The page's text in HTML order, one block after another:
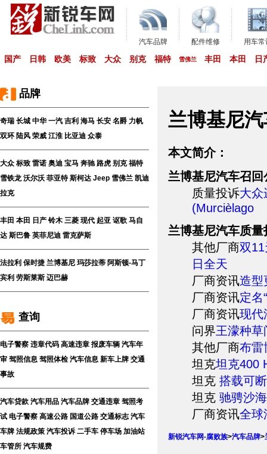
汽车品牌 配件维修 用车常
国产 日韩 欧美 标致 大众 别克 福特 雪佛兰 丰田 本田 日
品牌
奇瑞 长城 中华 一汽 吉利 海马 长安 名爵 力帆
双环 陆风 荣威 江淮 比亚迪 众泰
大众 标致 雷诺 奥迪 宝马 奔驰 路虎 别克 福特
雪铁龙 沃尔沃 菲亚特 斯柯达 Jeep 雪佛兰 凯迪
拉克
丰田 本田 日产 铃木 三菱 现代 起亚 讴歌 马自
达 斯巴鲁 英菲尼迪 雷克萨斯
法拉利 保时捷 兰博基尼 玛莎拉蒂 阿斯顿-马丁
宾利 劳斯莱斯 迈巴赫
查询
电子警察 违章代码 高速违章 报废车辆 汽车年
审 驾照信息 驾照体检 汽车信息 新车上牌 交通
事故
汽车贷款 汽车用品 汽车品牌 交通违章 驾照考
试 电子警察 高速公路 国道公路 交通标志 汽车
车牌 法规政策 汽车投诉 二手车 停车场 加油站
车管所 汽车规费
兰博基尼
本文简介：
兰博基尼汽车召回
质量投诉大众
(Murcièlago
兰博基尼汽车质量
其他厂商双
日全天
厂商资讯造型
厂商资讯定名
厂商资讯现代
问界王濛种
其他厂商布雷
坦克坦克400
坦克 搭载可
坦克 驰骋沙
厂商资讯全球
新锐汽车网-腐败族>汽车品牌>